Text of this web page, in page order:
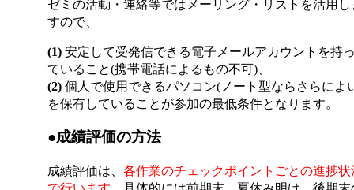
ゼミの活動・連絡等ではメーリング・リストを活用し
すので、
(1)安定して受発信できる電子メールアカウントを持
ていること(携帯電話によるもの不可)、
(2)個人で使用できるパソコン(ノート型ならさらによ
を保有していることが参加の最低条件となります。
●成績評価の方法
成績評価は、 各作業のチェックポイントごとの進捗状